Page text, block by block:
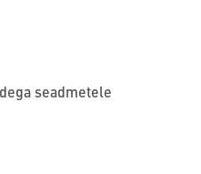
seadmetele